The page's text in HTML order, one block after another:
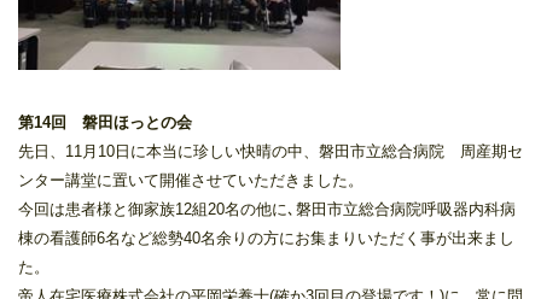
第14回 磐田ほっとの会
先日、11月10日に本当に珍しい快晴の中、磐田市立総合病院 周産期セ
ンター講堂に置いて開催させていただきました。
今回は患者様と御家族12組20名の他に､磐田市立総合病院呼吸器内科病
棟の看護師6名など総勢40名余りの方にお集まりいただく事が出来まし
た。